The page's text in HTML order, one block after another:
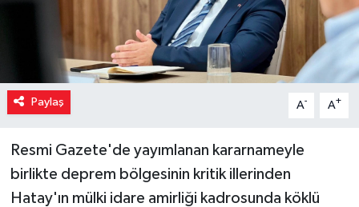
Paylaş A- A+
Resmi Gazete'de yayımlanan kararnameyle
birlikte deprem bölgesinin kritik illerinden
Hatay'ın mülki idare amirliği kadrosunda köklü